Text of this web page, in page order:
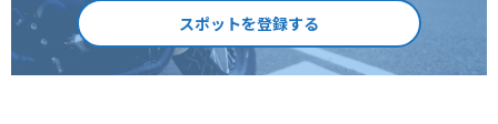
スポットを登録する